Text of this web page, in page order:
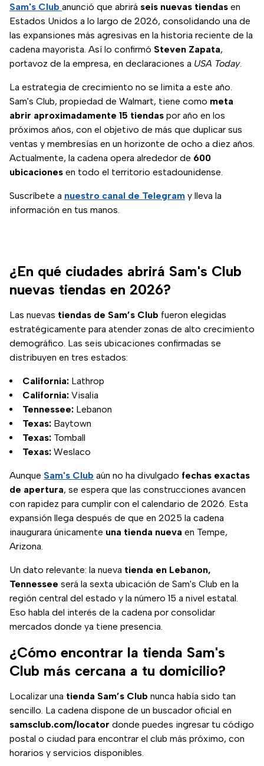
Sam's Club anunció que abrirá seis nuevas tiendas en
Estados Unidos a lo largo de 2026, consolidando una de
las expansiones más agresivas en la historia reciente de la
cadena mayorista. Así lo confirmó Steven Zapata,
portavoz de la empresa, en declaraciones a USA Today.
La estrategia de crecimiento no se limita a este año.
Sam's Club, propiedad de Walmart, tiene como meta
abrir aproximadamente 15 tiendas por año en los
próximos años, con el objetivo de más que duplicar sus
ventas y membresías en un horizonte de ocho a diez años.
Actualmente, la cadena opera alrededor de 600
ubicaciones en todo el territorio estadounidense.
Suscríbete a nuestro canal de Telegram y lleva la
información en tus manos.
¿En qué ciudades abrirá Sam's Club
nuevas tiendas en 2026?
Las nuevas tiendas de Sam’s Club fueron elegidas
estratégicamente para atender zonas de alto crecimiento
demográfico. Las seis ubicaciones confirmadas se
distribuyen en tres estados:
California: Lathrop
California: Visalia
Tennessee: Lebanon
Texas: Baytown
Texas: Tomball
Texas: Weslaco
Aunque Sam's Club aún no ha divulgado fechas exactas
de apertura, se espera que las construcciones avancen
con rapidez para cumplir con el calendario de 2026. Esta
expansión llega después de que en 2025 la cadena
inaugurara únicamente una tienda nueva en Tempe,
Arizona.
Un dato relevante: la nueva tienda en Lebanon,
Tennessee será la sexta ubicación de Sam's Club en la
región central del estado y la número 15 a nivel estatal.
Eso habla del interés de la cadena por consolidar
mercados donde ya tiene presencia.
¿Cómo encontrar la tienda Sam's
Club más cercana a tu domicilio?
Localizar una tienda Sam’s Club nunca había sido tan
sencillo. La cadena dispone de un buscador oficial en
samsclub.com/locator donde puedes ingresar tu código
postal o ciudad para encontrar el club más próximo, con
horarios y servicios disponibles.